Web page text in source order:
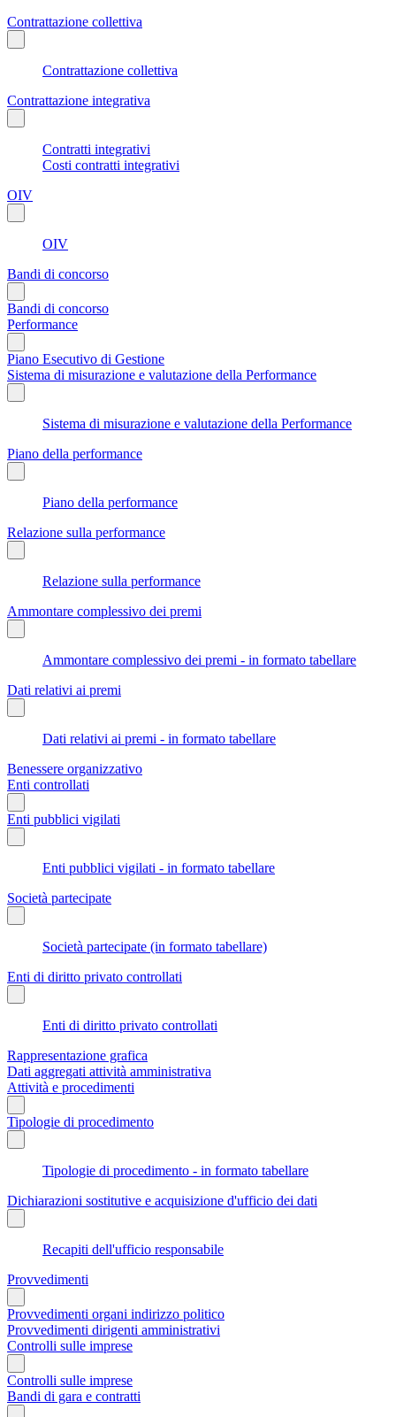
Contrattazione collettiva
Contrattazione collettiva
Contrattazione integrativa
Contratti integrativi
Costi contratti integrativi
OIV
OIV
Bandi di concorso
Bandi di concorso
Performance
Piano Esecutivo di Gestione
Sistema di misurazione e valutazione della Performance
Sistema di misurazione e valutazione della Performance
Piano della performance
Piano della performance
Relazione sulla performance
Relazione sulla performance
Ammontare complessivo dei premi
Ammontare complessivo dei premi - in formato tabellare
Dati relativi ai premi
Dati relativi ai premi - in formato tabellare
Benessere organizzativo
Enti controllati
Enti pubblici vigilati
Enti pubblici vigilati - in formato tabellare
Società partecipate
Società partecipate (in formato tabellare)
Enti di diritto privato controllati
Enti di diritto privato controllati
Rappresentazione grafica
Dati aggregati attività amministrativa
Attività e procedimenti
Tipologie di procedimento
Tipologie di procedimento - in formato tabellare
Dichiarazioni sostitutive e acquisizione d'ufficio dei dati
Recapiti dell'ufficio responsabile
Provvedimenti
Provvedimenti organi indirizzo politico
Provvedimenti dirigenti amministrativi
Controlli sulle imprese
Controlli sulle imprese
Bandi di gara e contratti